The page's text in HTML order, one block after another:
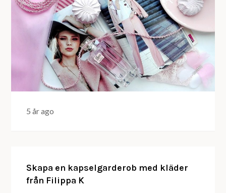
5 år ago
Skapa en kapselgarderob med kläder
från Filippa K